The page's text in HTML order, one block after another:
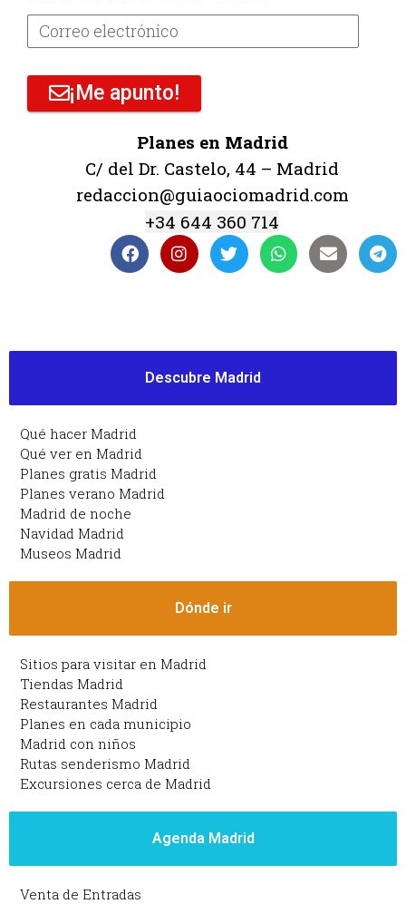
¡Me apunto!
Planes en Madrid
C/ del Dr. Castelo, 44 – Madrid
redaccion@guiaociomadrid.com
+34 644 360 714
Descubre Madrid
Qué hacer Madrid
Qué ver en Madrid
Planes gratis Madrid
Planes verano Madrid
Madrid de noche
Navidad Madrid
Museos Madrid
Dónde ir
Sitios para visitar en Madrid
Tiendas Madrid
Restaurantes Madrid
Planes en cada municipio
Madrid con niños
Rutas senderismo Madrid
Excursiones cerca de Madrid
Agenda Madrid
Venta de Entradas